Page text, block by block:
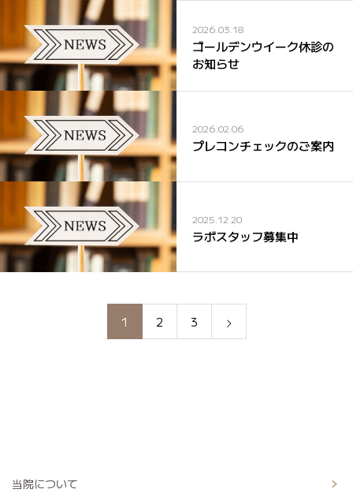
2026.03.18
ゴールデンウイーク休診の
お知らせ
2026.02.06
プレコンチェックのご案内
2025.12.20
ラボスタッフ募集中
1 2 3
当院について